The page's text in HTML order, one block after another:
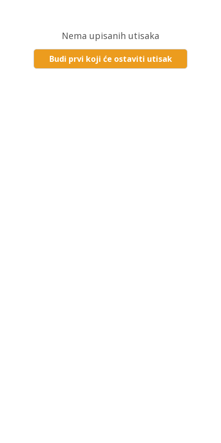
Nema upisanih utisaka
Budi prvi koji će ostaviti utisak